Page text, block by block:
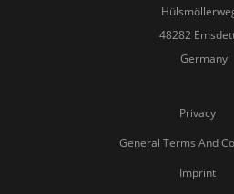
48282
Germany
Privacy
General Terms And
Imprint